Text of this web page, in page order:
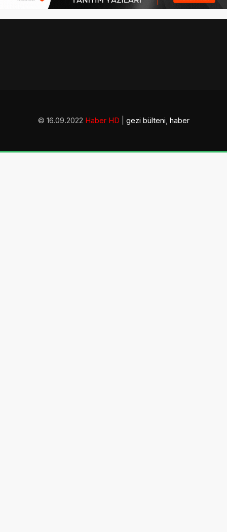
© 16.09.2022 Haber HD gezi bülteni, haber